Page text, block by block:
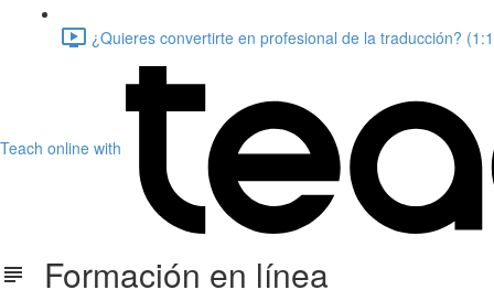
¿Quieres convertirte en profesional de la traducción?
Teach online with
Formación en línea